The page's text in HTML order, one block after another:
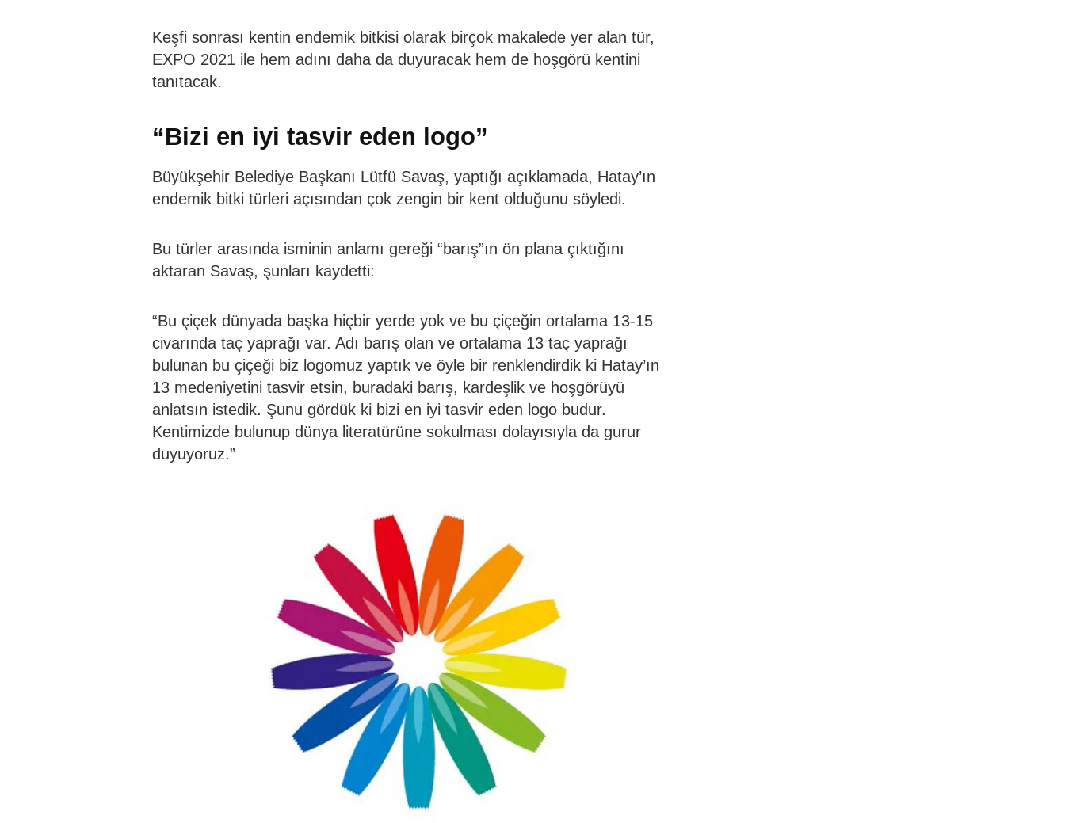
Keşfi sonrası kentin endemik bitkisi olarak birçok makalede yer alan tür,
EXPO 2021 ile hem adını daha da duyuracak hem de hoşgörü kentini
tanıtacak.
“Bizi en iyi tasvir eden logo”
Büyükşehir Belediye Başkanı Lütfü Savaş, yaptığı açıklamada, Hatay’ın
endemik bitki türleri açısından çok zengin bir kent olduğunu söyledi.
Bu türler arasında isminin anlamı gereği “barış”ın ön plana çıktığını
aktaran Savaş, şunları kaydetti:
“Bu çiçek dünyada başka hiçbir yerde yok ve bu çiçeğin ortalama 13-15
civarında taç yaprağı var. Adı barış olan ve ortalama 13 taç yaprağı
bulunan bu çiçeği biz logomuz yaptık ve öyle bir renklendirdik ki Hatay’ın
13 medeniyetini tasvir etsin, buradaki barış, kardeşlik ve hoşgörüyü
anlatsın istedik. Şunu gördük ki bizi en iyi tasvir eden logo budur.
Kentimizde bulunup dünya literatürüne sokulması dolayısıyla da gurur
duyuyoruz.”